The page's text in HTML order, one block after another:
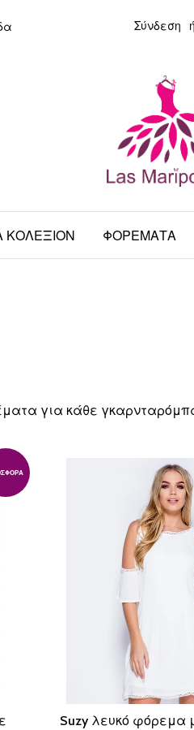
Σύνδεση ή
ΚΟΛΕΞΙΟΝ ΦΟΡΕΜΑΤΑ
για κάθε
Suzy λευκό φόρεμα